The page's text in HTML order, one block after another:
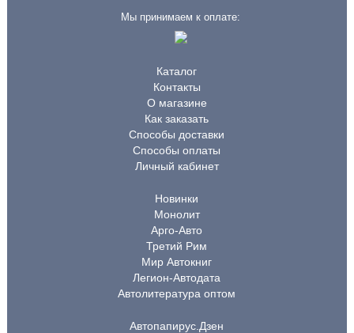
Мы принимаем к оплате:
Каталог
Контакты
О магазине
Как заказать
Способы доставки
Способы оплаты
Личный кабинет
Новинки
Монолит
Арго-Авто
Третий Рим
Мир Автокниг
Легион-Автодата
Автолитература оптом
Автопапирус.Дзен